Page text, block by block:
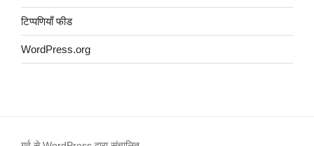
टिप्पणियाँ फीड
WordPress.org